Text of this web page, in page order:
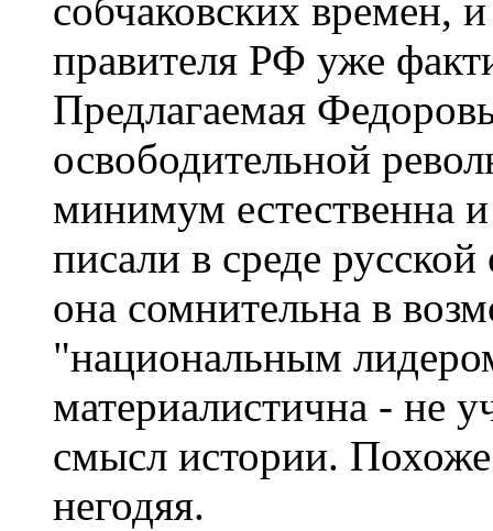
собчаковских времен,
правителя РФ уже
Предлагаемая
освободительной
минимум естественна
писали в среде
она сомнительна в
"национальным
материалистична - не
смысл истории.
негодяя.